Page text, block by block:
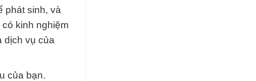
phát sinh, và
kinh nghiệm
dịch vụ của
của bạn.